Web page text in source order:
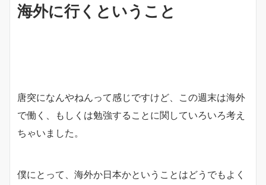
海外に行くということ
唐突になんやねんって感じですけど、この週末は海外
で働く、もしくは勉強することに関していろいろ考え
ちゃいました。
僕にとって、海外か日本かということはどうでもよく